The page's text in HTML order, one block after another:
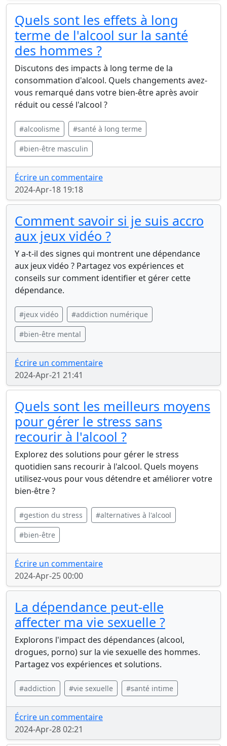
Quels sont les effets à long
terme de l'alcool sur la santé
des hommes ?
Discutons des impacts à long terme de la
consommation d'alcool. Quels changements avez-
vous remarqué dans votre bien-être après avoir
réduit ou cessé l'alcool ?
#alcoolisme #santé à long terme
#bien-être masculin
Écrire un commentaire
2024-Apr-18 19:18
Comment savoir si je suis accro
aux jeux vidéo ?
Y a-t-il des signes qui montrent une dépendance
aux jeux vidéo ? Partagez vos expériences et
conseils sur comment identifier et gérer cette
dépendance.
#jeux vidéo #addiction numérique
#bien-être mental
Écrire un commentaire
2024-Apr-21 21:41
Quels sont les meilleurs moyens
pour gérer le stress sans
recourir à l'alcool ?
Explorez des solutions pour gérer le stress
quotidien sans recourir à l'alcool. Quels moyens
utilisez-vous pour vous détendre et améliorer votre
bien-être ?
#gestion du stress #alternatives à l'alcool
#bien-être
Écrire un commentaire
2024-Apr-25 00:00
La dépendance peut-elle
affecter ma vie sexuelle ?
Explorons l'impact des dépendances (alcool,
drogues, porno) sur la vie sexuelle des hommes.
Partagez vos expériences et solutions.
#addiction #vie sexuelle #santé intime
Écrire un commentaire
2024-Apr-28 02:21